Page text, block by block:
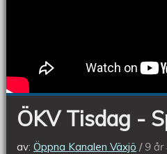
ÖKV Tisdag -
av: Öppna Kanalen Växjö 9 år